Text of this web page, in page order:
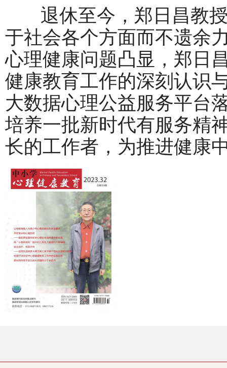
退休至今，郑日昌教授
于社会各个方面而不遗余
心理健康问题凸显，郑日
健康教育工作的深刻认识
大数据心理公益服务平台
培养一批新时代有服务精
长的工作者，为推进健康